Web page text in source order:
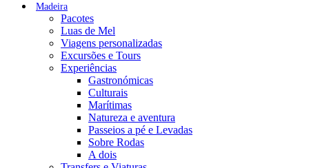
Madeira
Pacotes
Luas de Mel
Viagens personalizadas
Excursões e Tours
Experiências
Gastronómicas
Culturais
Marítimas
Natureza e aventura
Passeios a pé e Levadas
Sobre Rodas
A dois